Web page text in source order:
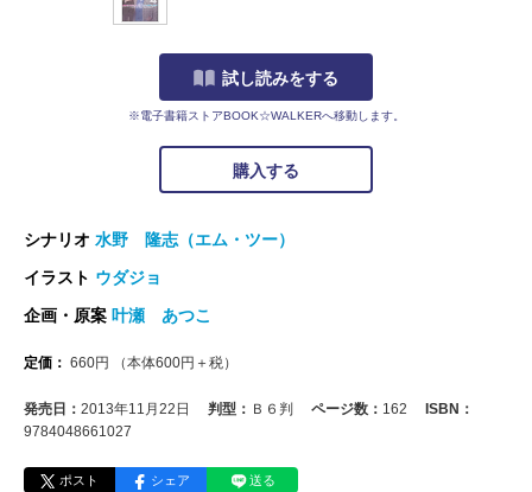
試し読みをする
※電子書籍ストアBOOK☆WALKERへ移動します。
購入する
シナリオ 水野 隆志（エム・ツー）
イラスト ウダジョ
企画・原案 叶瀬 あつこ
定価： 660円 （本体600円＋税）
発売日： 2013年11月22日 判型： Ｂ６判 ページ数： 162
ISBN：
9784048661027
ポスト シェア 送る